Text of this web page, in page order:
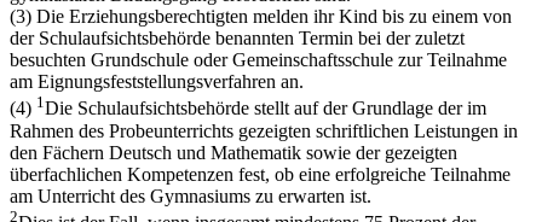
(3) Die Erziehungsberechtigten melden ihr Kind bis zu einem von
der Schulaufsichtsbehörde benannten Termin bei der zuletzt
besuchten Grundschule oder Gemeinschaftsschule zur Teilnahme
am Eignungsfeststellungsverfahren an.
(4) 1Die Schulaufsichtsbehörde stellt auf der Grundlage der im
Rahmen des Probeunterrichts gezeigten schriftlichen Leistungen in
den Fächern Deutsch und Mathematik sowie der gezeigten
überfachlichen Kompetenzen fest, ob eine erfolgreiche Teilnahme
am Unterricht des Gymnasiums zu erwarten ist.
2